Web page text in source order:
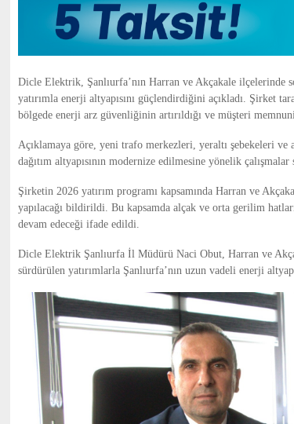
Dicle Elektrik , Şanlıurfa’nın Harran ve Akçakale
yatırımla enerji altyapısını güçlendirdiğini açıkladı. Şirket
bölgede enerji arz güvenliğinin artırıldığı ve müşteri
Açıklamaya göre, yeni trafo merkezleri, yeraltı şebekeleri
dağıtım altyapısının modernize edilmesine yönelik çalışmalar
Şirketin 2026 yatırım programı kapsamında Harran ve
yapılacağı bildirildi. Bu kapsamda alçak ve orta gerilim
devam edeceği ifade edildi.
Dicle Elektrik Şanlıurfa İl Müdürü Naci Obut , Harran ve
sürdürülen yatırımlarla Şanlıurfa’nın uzun vadeli enerji